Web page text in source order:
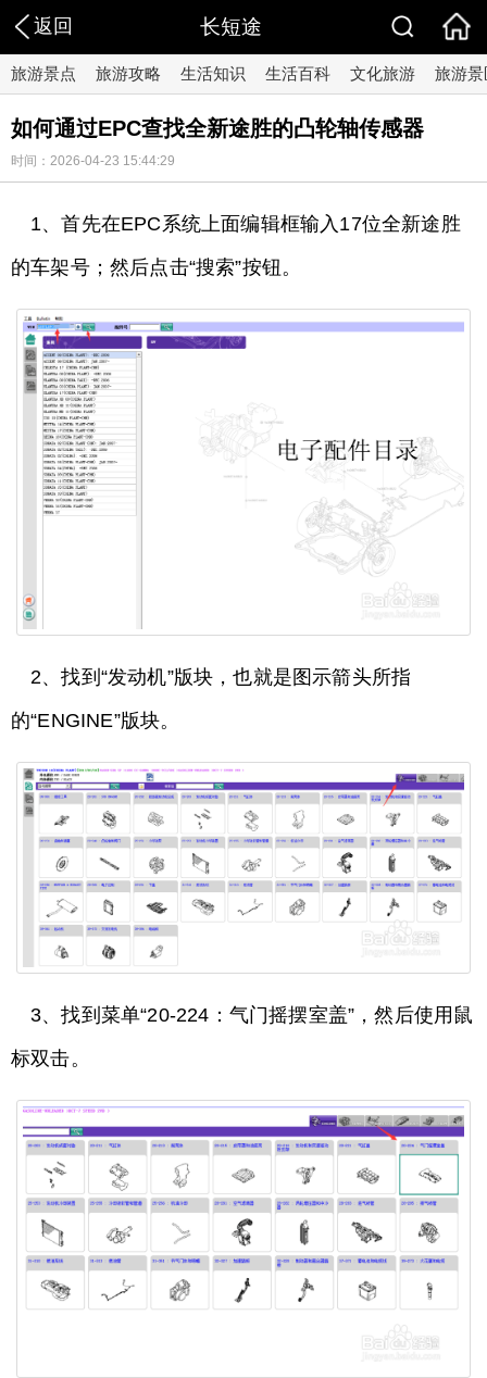
返回 长短途
旅游景点 旅游攻略 生活知识 生活百科 文化旅游 旅游景
如何通过EPC查找全新途胜的凸轮轴传感器
时间：2026-04-23 15:44:29
1、首先在EPC系统上面编辑框输入17位全新途胜
的车架号；然后点击“搜索”按钮。
2、找到“发动机”版块，也就是图示箭头所指
的“ENGINE”版块。
3、找到菜单“20-224：气门摇摆室盖”，然后使用鼠
标双击。